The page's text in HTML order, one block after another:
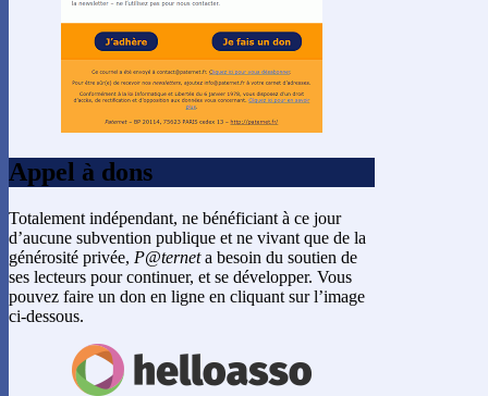
Appel à dons
Totalement indépendant, ne bénéficiant à ce jour
d’aucune subvention publique et ne vivant que de la
générosité privée, P@terneta besoin du soutien de
ses lecteurs pour continuer, et se développer. Vous
pouvez faire un don en ligne en cliquant sur l’image
ci-dessous.